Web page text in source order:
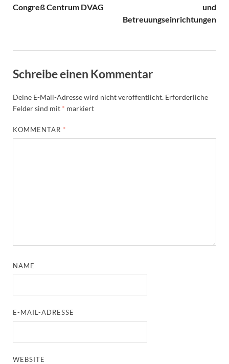
Congreß Centrum DVAG
und
Betreuungseinrichtungen
Schreibe einen Kommentar
Deine E-Mail-Adresse wird nicht veröffentlicht. Erforderliche
Felder sind mit * markiert
KOMMENTAR *
NAME
E-MAIL-ADRESSE
WEBSITE